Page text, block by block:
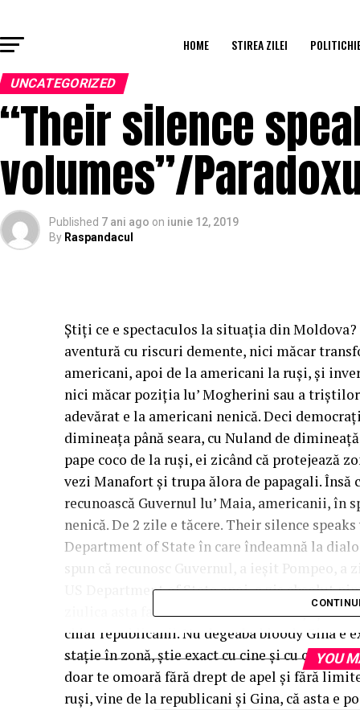
HOME STIREA ZILEI
UNCATEGORIZED
“Their silence
volumes”/
Published 7 ani ago on iunie 12, 2019
By Raspandacul
Ştiţi ce e spectaculos la situaţia din
aventură cu riscuri demente, nici măcar
americani, apoi de la americani la ruşi, şi
nici măcar poziţia lu’ Mogherini sau a
adevărat e la americani nenică. Deci
dimineaţa până seara, cu Nuland de
pape coco de la ruşi, ei zicând că protejează
vezi Manafort şi trupa ălora de papagali. Însă
recunoască Guvernul lu’ Maia, americanii,
nenică. De 2 zile e tăcere. Their silence
Department of State în care îndeamnă la
spun că recunosc Guvernul, a ieşit Pompeo,
US Department of State apoi, a zis absolut
ziulica asta fac nu zice absolut nimic şi ţin
chiar republicanii. Nu degeaba bloody Gina e
staţie în zonă, ştie exact cu cine şi cu ce
doar te omoară fără drept de apel şi fără
ruşi, vine de la republicani şi Gina, că asta e
YOU